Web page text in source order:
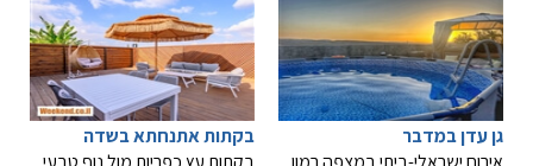
גן עדן במדבר
בקתות אתנחתא בשדה